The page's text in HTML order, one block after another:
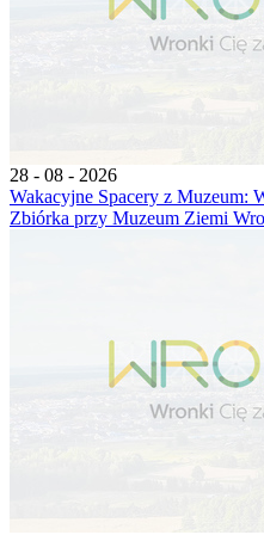
28 - 08 - 2026
Wakacyjne Spacery z Muzeum:
Zbiórka przy Muzeum Ziemi